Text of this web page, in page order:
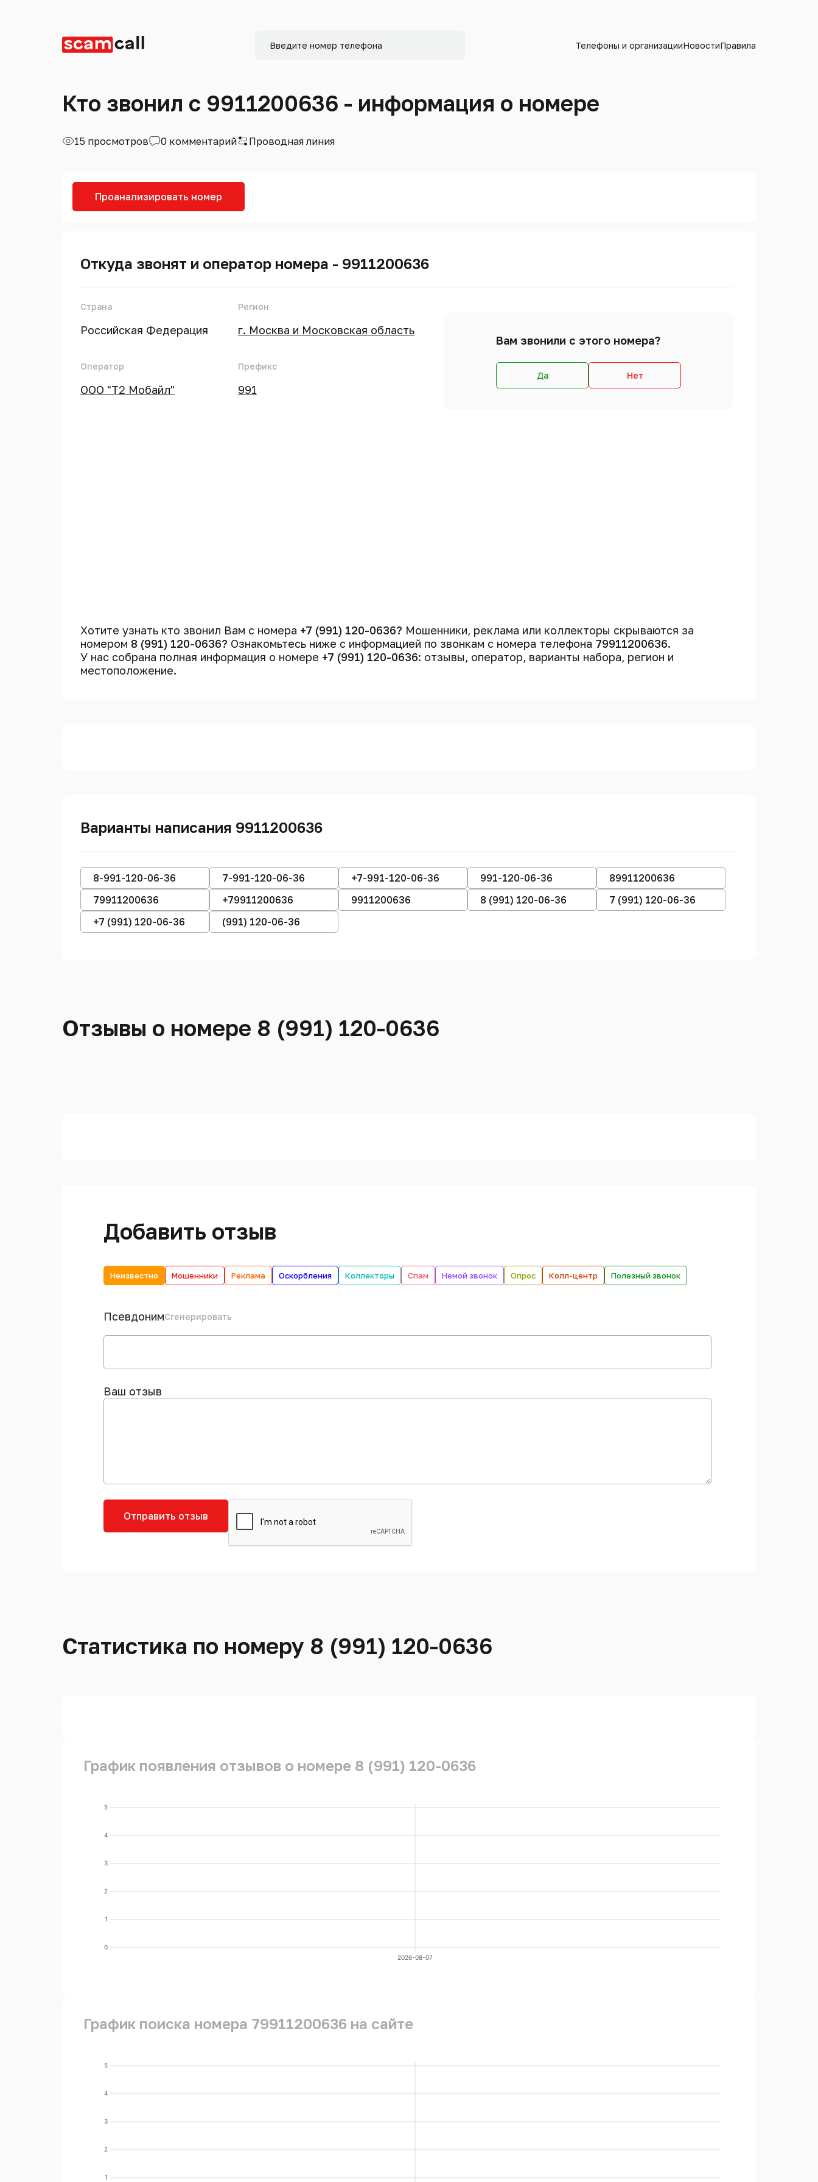
Телефоны и организацииНовостиПравила
Кто звонил с 9911200636 - информация о номере
15 просмотров 0 комментарий Проводная линия
Проанализировать номер
Откуда звонят и оператор номера - 9911200636
Страна
Российская Федерация
Оператор
ООО "Т2 Мобайл"
Регион
г. Москва и Московская область
Префикс
991
Вам звонили с этого номера?
Да Нет
Хотите узнать кто звонил Вам с номера +7 (991) 120-0636? Мошенники, реклама или коллекторы скрываются за
номером 8 (991) 120-0636? Ознакомьтесь ниже с информацией по звонкам с номера телефона 79911200636.
У нас собрана полная информация о номере +7 (991) 120-0636: отзывы, оператор, варианты набора, регион и
местоположение.
Варианты написания 9911200636
8-991-120-06-36 7-991-120-06-36 +7-991-120-06-36 991-120-06-36
89911200636
79911200636
+79911200636 9911200636 8 (991) 120-06-36
7 (991) 120-06-36
+7 (991) 120-06-36
(991) 120-06-36
Отзывы о номере 8 (991) 120-0636
Добавить отзыв
Неизвестно Мошенники Реклама Оскорбления Коллекторы Спам Немой звонок Опрос Колл-центр Полезный звонок
ПсевдонимСгенерировать
Ваш отзыв
Отправить отзыв
Статистика по номеру 8 (991) 120-0636
График появления отзывов о номере 8 (991) 120-0636
0
1
2
3
4
5
2026-08-07
График поиска номера 79911200636 на сайте
1
2
3
4
5